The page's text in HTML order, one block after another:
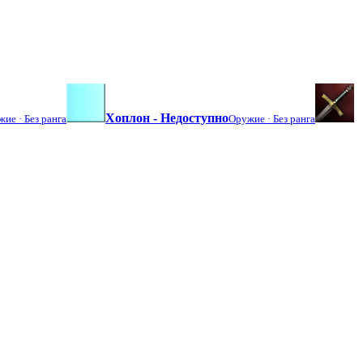
· Без ранга Хоплон - НедоступноОружие · Без ранга